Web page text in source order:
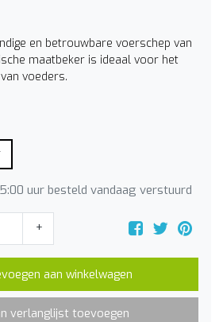
en betrouwbare voerschep van
maatbeker is ideaal voor het
voeders.
uur besteld vandaag verstuurd
+
aan winkelwagen
verlanglijst toevoegen